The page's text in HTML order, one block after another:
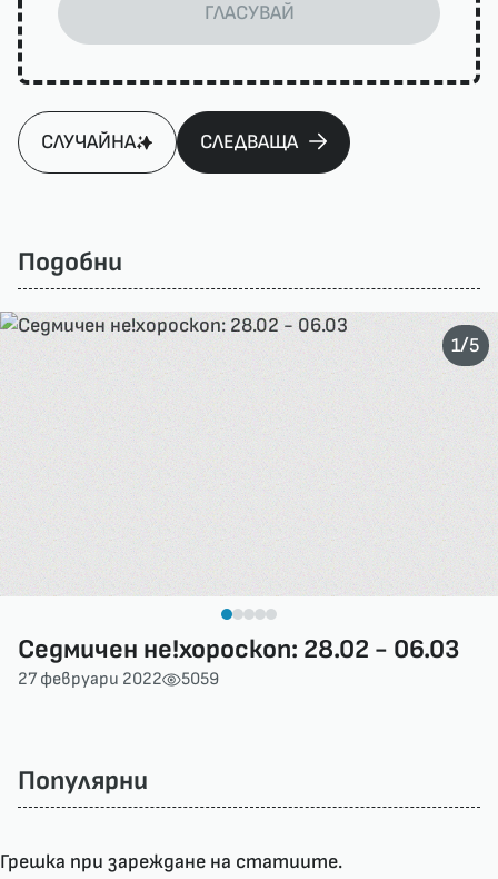
ГЛАСУВАЙ
СЛУЧАЙНА СЛЕДВАЩА
Подобни
Седмичен не!хороскоп: 28.02 - 06.03
27 февруари 2022 5059
1/5
Популярни
Грешка при зареждане на статиите.